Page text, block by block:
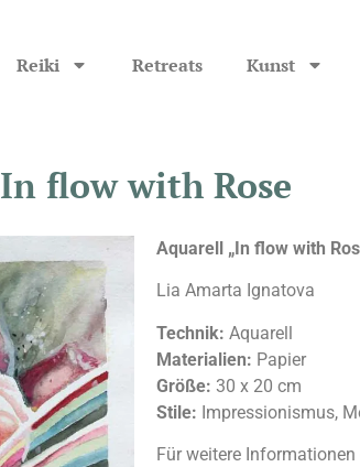
Reiki Retreats Kunst
In flow with Rose
Aquarell „In flow with
Lia Amarta Ignatova
Technik: Aquarell
Materialien: Papier
Größe: 30 x 20 cm
Stile: Impressionismus,
Für weitere